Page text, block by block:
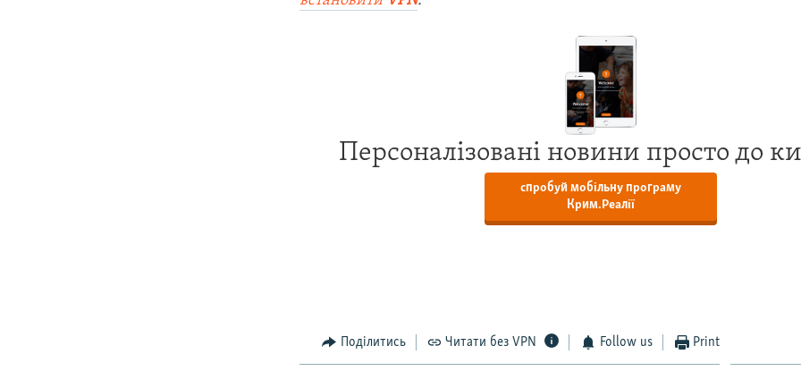
Персоналізовані новини просто до
спробуй мобільну програму
Крим.Реалії
Поділитись Читати без VPN Follow us Print